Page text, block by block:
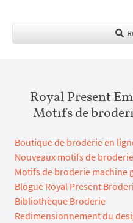
Royal Present
Motifs de
Boutique de broderie en
Nouveaux motifs de
Motifs de broderie machine
Blogue Royal Present
Bibliothèque Broderie
Redimensionnement du